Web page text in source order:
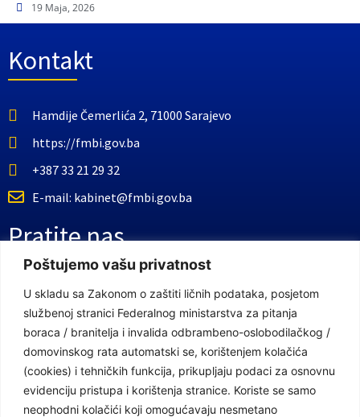
Poštujemo vašu privatnost
U skladu sa Zakonom o zaštiti ličnih podataka, posjetom
službenoj stranici Federalnog ministarstva za pitanja
boraca / branitelja i invalida odbrambeno-oslobodilačkog /
domovinskog rata automatski se, korištenjem kolačića
(cookies) i tehničkih funkcija, prikupljaju podaci za osnovnu
evidenciju pristupa i korištenja stranice. Koriste se samo
neophodni kolačići koji omogućavaju nesmetano
19 Maja, 2026
Kontakt
Hamdije Čemerlića 2, 71000 Sarajevo
https://fmbi.gov.ba
+387 33 21 29 32
E-mail: kabinet@fmbi.gov.ba
Pratite nas
Facebook Stranica
Youtube Kanal
Linkovi
Vlada Federacije Bosne i Hercegovine